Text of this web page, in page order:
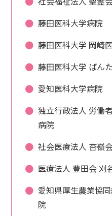
藤田医科大学病院
藤田医科大学 岡崎
藤田医科大学 ばん
愛知医科大学病院
独立行政法人 労働
病院
社会医療法人 杏嶺
医療法人 豊田会 刈
愛知県厚生農業協
院